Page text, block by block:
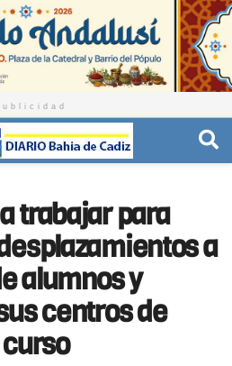
trabajar para
a
alumnos y
centros de